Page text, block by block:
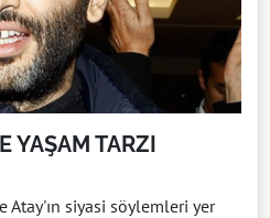
YAŞAM TARZI
siyasi söylemleri yer